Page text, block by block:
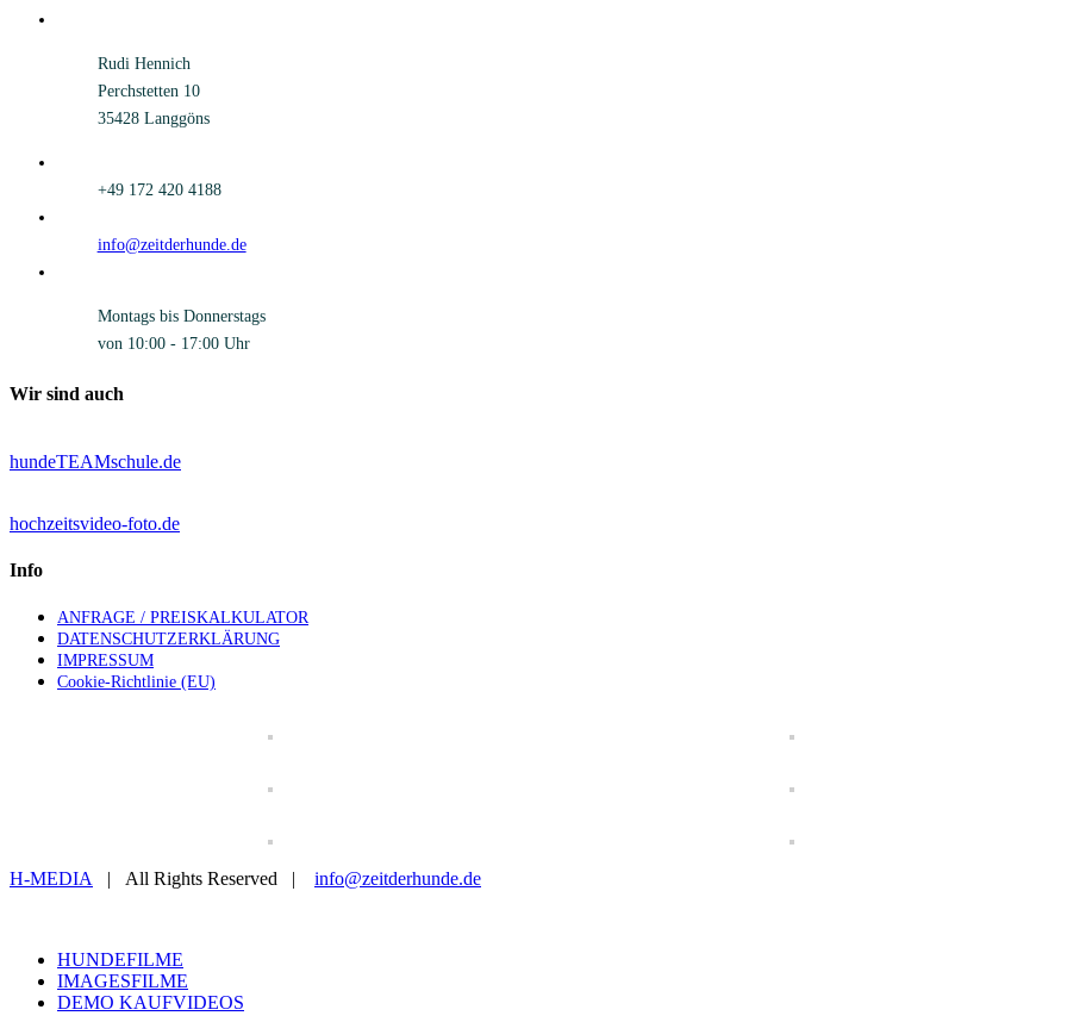
Rudi Hennich
Perchstetten 10
35428 Langgöns
+49 172 420 4188
info@zeitderhunde.de
Montags bis Donnerstags
von 10:00 - 17:00 Uhr
Wir sind auch
hundeTEAMschule.de
hochzeitsvideo-foto.de
Info
ANFRAGE / PREISKALKULATOR
DATENSCHUTZERKLÄRUNG
IMPRESSUM
Cookie-Richtlinie (EU)
H-MEDIA | All Rights Reserved | info@zeitderhunde.de
Area
HUNDEFILME
IMAGESFILME
DEMO KAUFVIDEOS